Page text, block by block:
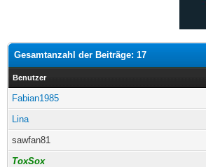
Gesamtanzahl der Beiträge: 17
Benutzer
Fabian1985
Lina
sawfan81
ToxSox